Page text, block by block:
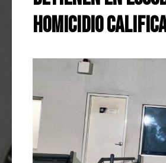
Homicidio